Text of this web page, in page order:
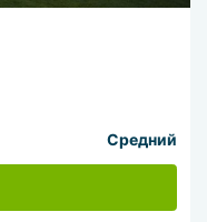
Средний